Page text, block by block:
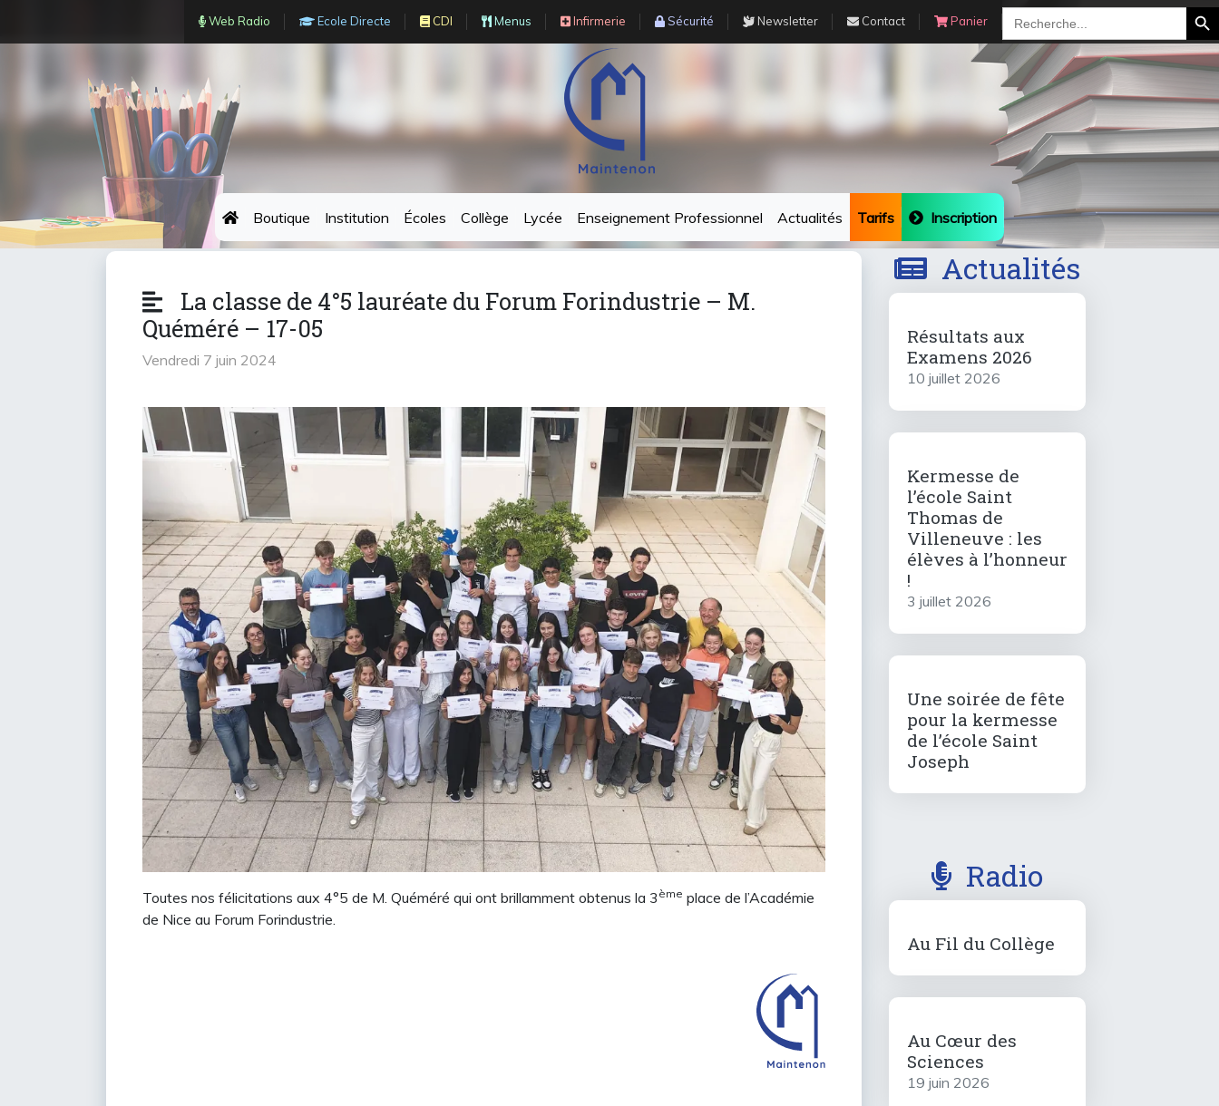
Web Radio Ecole Directe CDI Menus Infirmerie Sécurité Newsletter Contact Panier
Search
for:
Search
Boutique Institution Écoles Collège Lycée Enseignement Professionnel Actualités Tarifs Inscription
La classe de 4°5 lauréate du Forum Forindustrie – M.
Quéméré – 17-05
vendredi 7 juin 2024
Toutes nos félicitations aux 4°5 de M. Quéméré qui ont brillamment obtenus la 3 ème place de l’Académie
de Nice au Forum Forindustrie.
Actualités
Résultats aux
Examens 2026
10 juillet 2026
Kermesse de
l’école Saint
Thomas de
Villeneuve : les
élèves à l’honneur
!
3 juillet 2026
Une soirée de fête
pour la kermesse
de l’école Saint
Joseph
Radio
Au Fil du Collège
Au Cœur des
Sciences
19 juin 2026